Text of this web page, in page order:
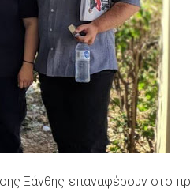
Ξάνθης επαναφέρουν στο